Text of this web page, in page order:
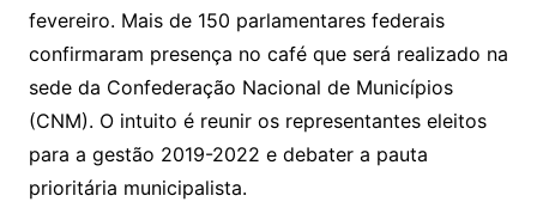
fevereiro. Mais de 150 parlamentares federais
confirmaram presença no café que será realizado na
sede da Confederação Nacional de Municípios
(CNM). O intuito é reunir os representantes eleitos
para a gestão 2019-2022 e debater a pauta
prioritária municipalista.